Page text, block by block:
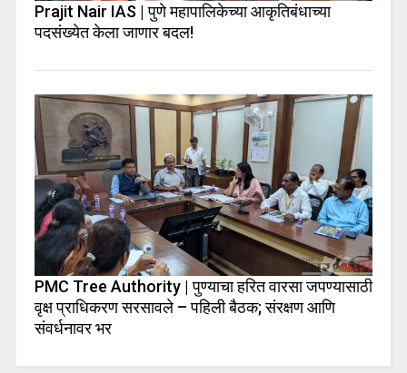
Prajit Nair IAS | पुणे महापालिकेच्या आकृतिबंधाच्या
पदसंख्येत केला जाणार बदल!
PMC Tree Authority | पुण्याचा हरित वारसा जपण्यासाठी
वृक्ष प्राधिकरण सरसावले – पहिली बैठक; संरक्षण आणि
संवर्धनावर भर